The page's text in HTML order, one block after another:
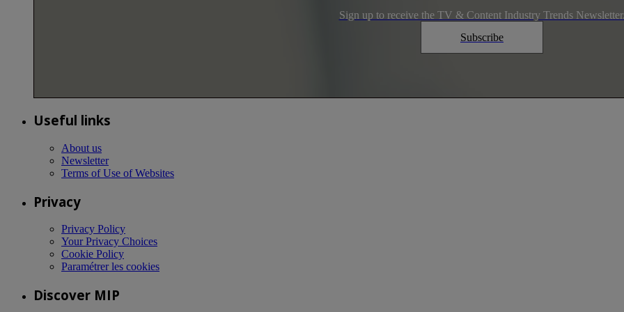
Sign up to receive the TV & Content Industry Trends
Subscribe
Useful links
About us
Newsletter
Terms of Use of Websites
Privacy
Privacy Policy
Your Privacy Choices
Cookie Policy
Paramétrer les cookies
Discover MIP